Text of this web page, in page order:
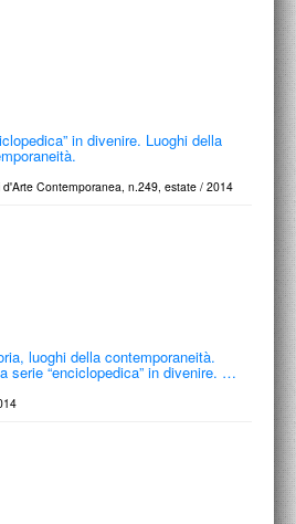
in divenire. Luoghi della
Contemporanea, n.249, estate / 2014
luoghi della contemporaneità.
serie “enciclopedica” in divenire. …